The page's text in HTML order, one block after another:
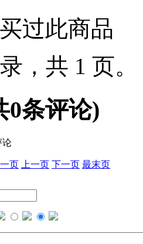
过此商品
，共 1 页。
0条评论)
论
页 上一页 下一页 最末页